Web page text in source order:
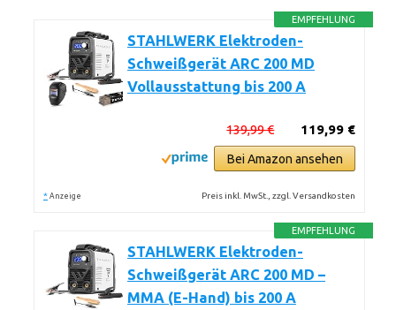
EMPFEHLUNG
STAHLWERK Elektroden-
Schweißgerät ARC 200 MD
Vollausstattung bis 200 A
119,99 €
139,99 €
Bei Amazon ansehen
* Anzeige Preis inkl. MwSt., zzgl. Versandkosten
EMPFEHLUNG
STAHLWERK Elektroden-
Schweißgerät ARC 200 MD –
MMA (E-Hand) bis 200 A